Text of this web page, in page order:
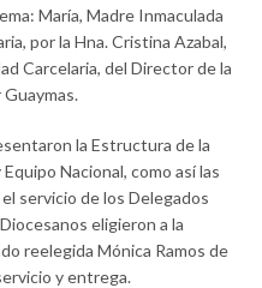
María, Madre Inmaculada
por la Hna. Cristina Azabal,
Carcelaria, del Director de la
la Estructura de la
Nacional, como así las
servicio de los Delegados
eligieron a la
reelegida Mónica Ramos de
y entrega.